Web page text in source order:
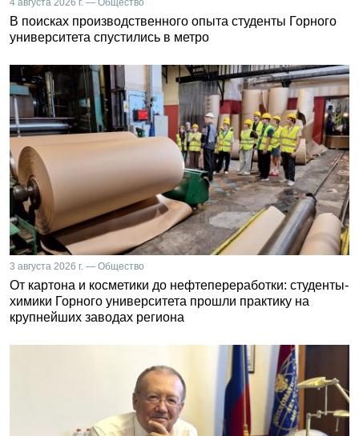
В поисках производственного опыта студенты Горного
университета спустились в метро
3 августа 2026 г. — Общество
От картона и косметики до нефтепереработки: студенты-
химики Горного университета прошли практику на
крупнейших заводах региона